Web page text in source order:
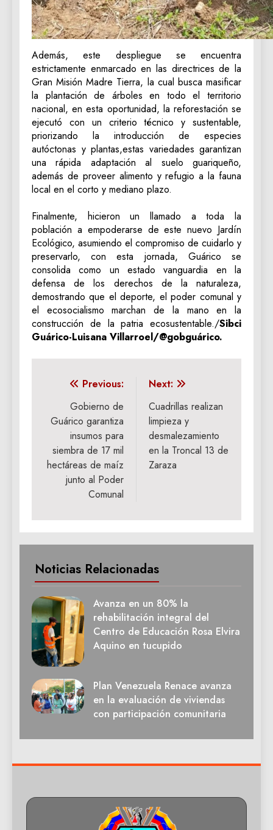
Además, este despliegue se encuentra
estrictamente enmarcado en las directrices de la
Gran Misión Madre Tierra, la cual busca masificar
la plantación de árboles en todo el territorio
nacional, en esta oportunidad, la reforestación se
ejecutó con un criterio técnico y sustentable,
priorizando la introducción de especies
autóctonas y plantas,estas variedades garantizan
una rápida adaptación al suelo guariqueño,
además de proveer alimento y refugio a la fauna
local en el corto y mediano plazo.
‎Finalmente, hicieron un llamado a toda la
población a empoderarse de este nuevo Jardín
Ecológico, asumiendo el compromiso de cuidarlo y
preservarlo, con esta jornada, Guárico se
consolida como un estado vanguardia en la
defensa de los derechos de la naturaleza,
demostrando que el deporte, el poder comunal y
el ecosocialismo marchan de la mano en la
construcción de la patria ecosustentable./Sibci
Guárico-Luisana Villarroel/@gobguárico.
Navegación
entradas
Previous:
Gobierno de
Guárico garantiza
insumos para
siembra de 17 mil
hectáreas de maíz
junto al Poder
Comunal
Next:
Cuadrillas realizan
limpieza y
desmalezamiento
en la Troncal 13 de
Zaraza
Noticias Relacionadas
Avanza en un 80% la
rehabilitación integral del
Centro de Educación Rosa Elvira
Aquino en tucupido
Plan Venezuela Renace avanza
en la evaluación de viviendas
con participación comunitaria